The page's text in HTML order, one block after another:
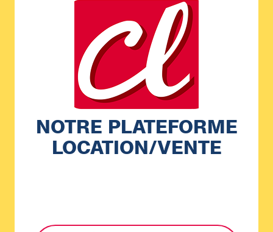
NOTRE PLATEFORME
LOCATION/VENTE